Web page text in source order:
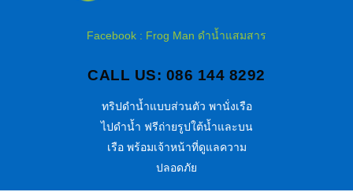
Facebook : Frog Man ดำน้ำแสมสาร
CALL US: 086 144 8292
ทริปดำน้ำแบบส่วนตัว พานั่งเรือ
ไปดำน้ำ ฟรีถ่ายรูปใต้น้ำและบน
เรือ พร้อมเจ้าหน้าที่ดูแลความ
ปลอดภัย